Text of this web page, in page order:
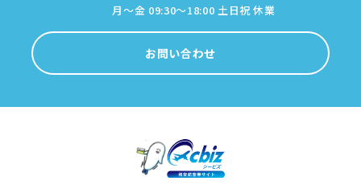
月～金 09:30～18:00 土日祝 休業
お問い合わせ